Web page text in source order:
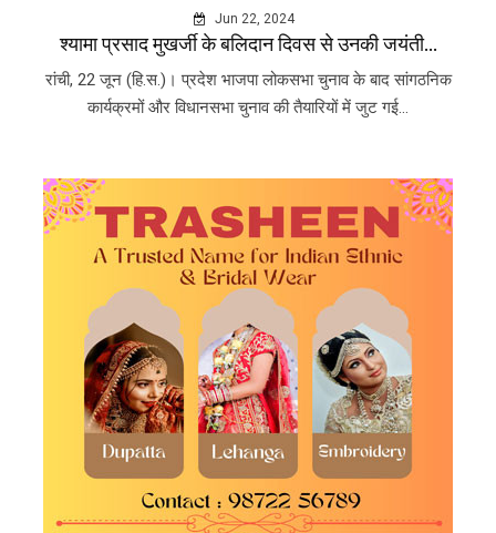
Jun 22, 2024
श्यामा प्रसाद मुखर्जी के बलिदान दिवस से उनकी जयंती...
रांची, 22 जून (हि.स.)। प्रदेश भाजपा लोकसभा चुनाव के बाद सांगठनिक
कार्यक्रमों और विधानसभा चुनाव की तैयारियों में जुट गई...